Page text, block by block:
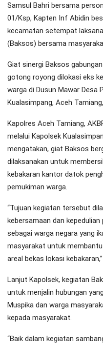
Samsul Bahri bersama
01/Ksp, Kapten Inf Abidin
kecamatan setempat
(Baksos) bersama
Giat sinergi Baksos
gotong royong dilokasi eks
warga di Dusun Mawar Desa
Kualasimpang, Aceh
Kapolres Aceh Tamiang,
melalui Kapolsek
mengatakan, giat Baksos
dilaksanakan untuk
kebakaran kantor datok
pemukiman warga.
“Tujuan kegiatan tersebut
kebersamaan dan
sebagai warga negara yang
masyarakat untuk
areal bekas lokasi
Lanjut Kapolsek, kegiatan
untuk menjalin hubungan
Muspika dan warga
kepada masyarakat.
“Baik dalam kegiatan